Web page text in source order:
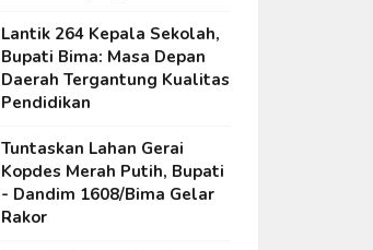
Lantik 264 Kepala Sekolah,
Bupati Bima: Masa Depan
Daerah Tergantung Kualitas
Pendidikan
Tuntaskan Lahan Gerai
Kopdes Merah Putih, Bupati
- Dandim 1608/Bima Gelar
Rakor